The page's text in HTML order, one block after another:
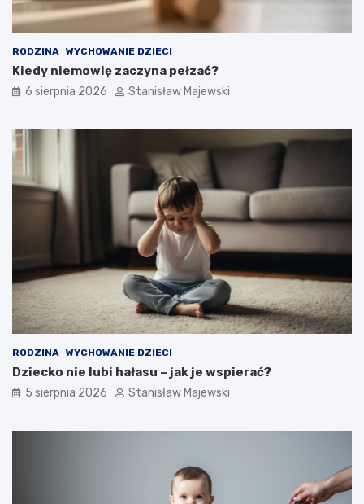
RODZINA WYCHOWANIE DZIECI
Kiedy niemowlę zaczyna pełzać?
6 sierpnia 2026 Stanisław Majewski
RODZINA WYCHOWANIE DZIECI
Dziecko nie lubi hałasu – jak je wspierać?
5 sierpnia 2026 Stanisław Majewski